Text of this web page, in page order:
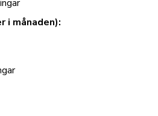
i månaden):